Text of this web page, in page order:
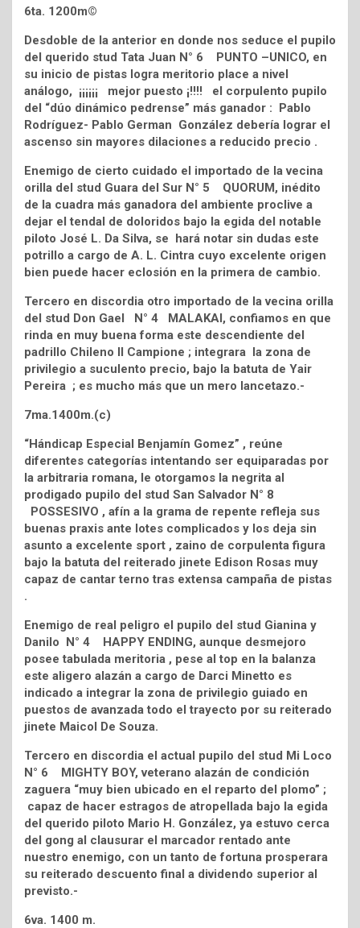
6ta. 1200m©
Desdoble de la anterior en donde nos seduce el pupilo
del querido stud Tata Juan N° 6 PUNTO –UNICO, en
su inicio de pistas logra meritorio place a nivel
análogo, ¡¡¡¡¡¡ mejor puesto ¡!!!! el corpulento pupilo
del “dúo dinámico pedrense” más ganador : Pablo
Rodríguez- Pablo German González debería lograr el
ascenso sin mayores dilaciones a reducido precio .
Enemigo de cierto cuidado el importado de la vecina
orilla del stud Guara del Sur N° 5 QUORUM, inédito
de la cuadra más ganadora del ambiente proclive a
dejar el tendal de doloridos bajo la egida del notable
piloto José L. Da Silva, se hará notar sin dudas este
potrillo a cargo de A. L. Cintra cuyo excelente origen
bien puede hacer eclosión en la primera de cambio.
Tercero en discordia otro importado de la vecina orilla
del stud Don Gael N° 4 MALAKAI, confiamos en que
rinda en muy buena forma este descendiente del
padrillo Chileno ll Campione ; integrara la zona de
privilegio a suculento precio, bajo la batuta de Yair
Pereira ; es mucho más que un mero lancetazo.-
7ma.1400m.(c)
“Hándicap Especial Benjamín Gomez” , reúne
diferentes categorías intentando ser equiparadas por
la arbitraria romana, le otorgamos la negrita al
prodigado pupilo del stud San Salvador N° 8
POSSESIVO , afín a la grama de repente refleja sus
buenas praxis ante lotes complicados y los deja sin
asunto a excelente sport , zaino de corpulenta figura
bajo la batuta del reiterado jinete Edison Rosas muy
capaz de cantar terno tras extensa campaña de pistas
.
Enemigo de real peligro el pupilo del stud Gianina y
Danilo N° 4 HAPPY ENDING, aunque desmejoro
posee tabulada meritoria , pese al top en la balanza
este aligero alazán a cargo de Darci Minetto es
indicado a integrar la zona de privilegio guiado en
puestos de avanzada todo el trayecto por su reiterado
jinete Maicol De Souza.
Tercero en discordia el actual pupilo del stud Mi Loco
N° 6 MIGHTY BOY, veterano alazán de condición
zaguera “muy bien ubicado en el reparto del plomo” ;
capaz de hacer estragos de atropellada bajo la egida
del querido piloto Mario H. González, ya estuvo cerca
del gong al clausurar el marcador rentado ante
nuestro enemigo, con un tanto de fortuna prosperara
su reiterado descuento final a dividendo superior al
previsto.-
6va. 1400 m.